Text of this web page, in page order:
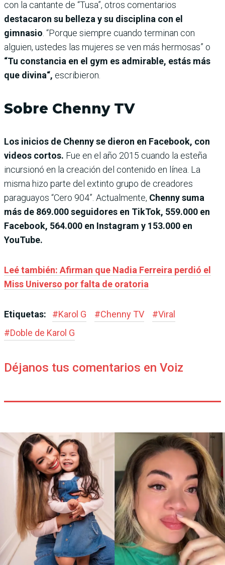
con la cantante de “Tusa”, otros comentarios
destacaron su belleza y su disciplina con el
gimnasio. “Porque siempre cuando terminan con
alguien, ustedes las mujeres se ven más hermosas” o
“Tu constancia en el gym es admirable, estás más
que divina“, escribieron.
Sobre Chenny TV
Los inicios de Chenny se die­ron en Facebook, con
videos cortos. Fue en el año 2015 cuando la esteña
incursionó en la creación del contenido en línea. La
misma hizo parte del extinto grupo de creadores
paraguayos “Cero 904”. Actualmente, Chenny suma
más de 869.000 seguidores en TikTok, 559.000 en
Facebook, 564.000 en Instagram y 153.000 en
YouTube.
Leé también: Afirman que Nadia Ferreira perdió el
Miss Universo por falta de oratoria
Etiquetas: #Karol G #Chenny TV #Viral
#Doble de Karol G
Déjanos tus comentarios en Voiz